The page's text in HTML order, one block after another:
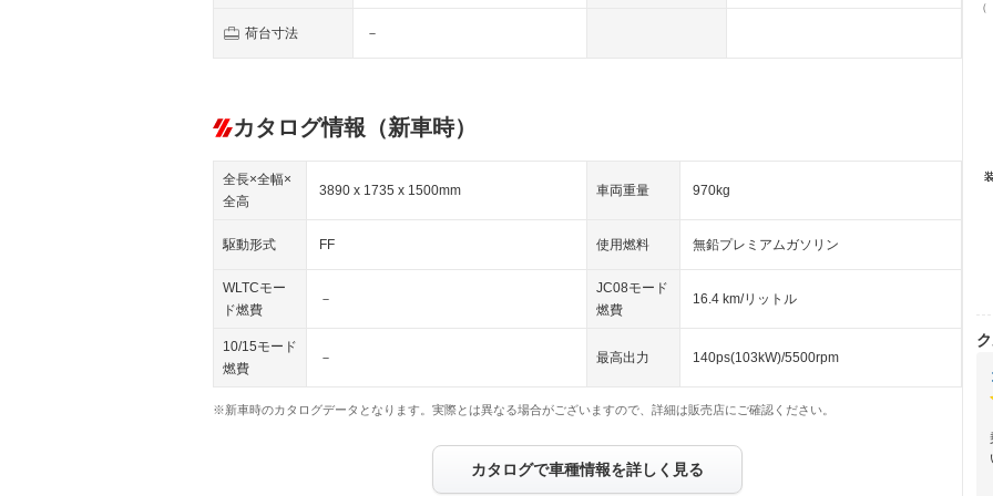
荷台寸法 －
カタログ情報（新車時）
全長×全幅×
全高
3890 x 1735 x 1500mm 車両重量 970kg
駆動形式 FF 使用燃料 無鉛プレミアムガソリン
WLTCモー
ド燃費
－
JC08モード
燃費
16.4 km/リットル
10/15モード
燃費
－ 最高出力 140ps(103kW)/5500rpm
※新車時のカタログデータとなります。実際とは異なる場合がございますので、詳細は販売店にご確認ください。
カタログで車種情報を詳しく見る